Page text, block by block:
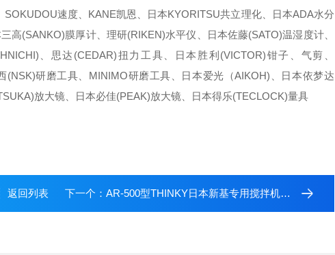
速度、KANE凯恩、日本KYORITSU共立理化、日本ADA水分
(SANKO)膜厚计、理研(RIKEN)水平仪、日本佐藤(SATO)温湿度计、
、思达(CEDAR)扭力工具、日本胜利(VICTOR)钳子、气剪、
研磨工具、MINIMO研磨工具、日本爱光（AIKOH)、日本依梦达
放大镜、日本必佳(PEAK)放大镜、日本得乐(TECLOCK)量具
返回列表 下一个： AR-500型THINKY日本新基专用搅拌机大量现货AR-500